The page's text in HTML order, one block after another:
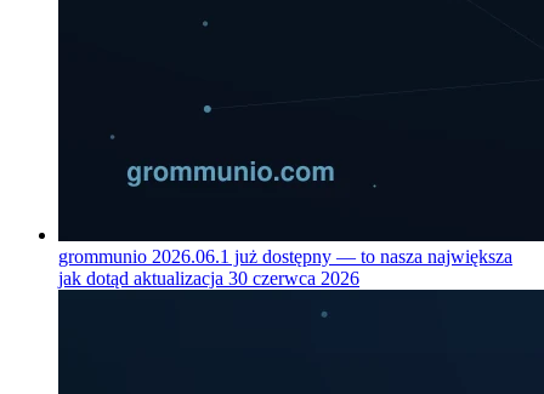
grommunio 2026.06.1 już dostępny — to nasza największa
jak dotąd aktualizacja 30 czerwca 2026